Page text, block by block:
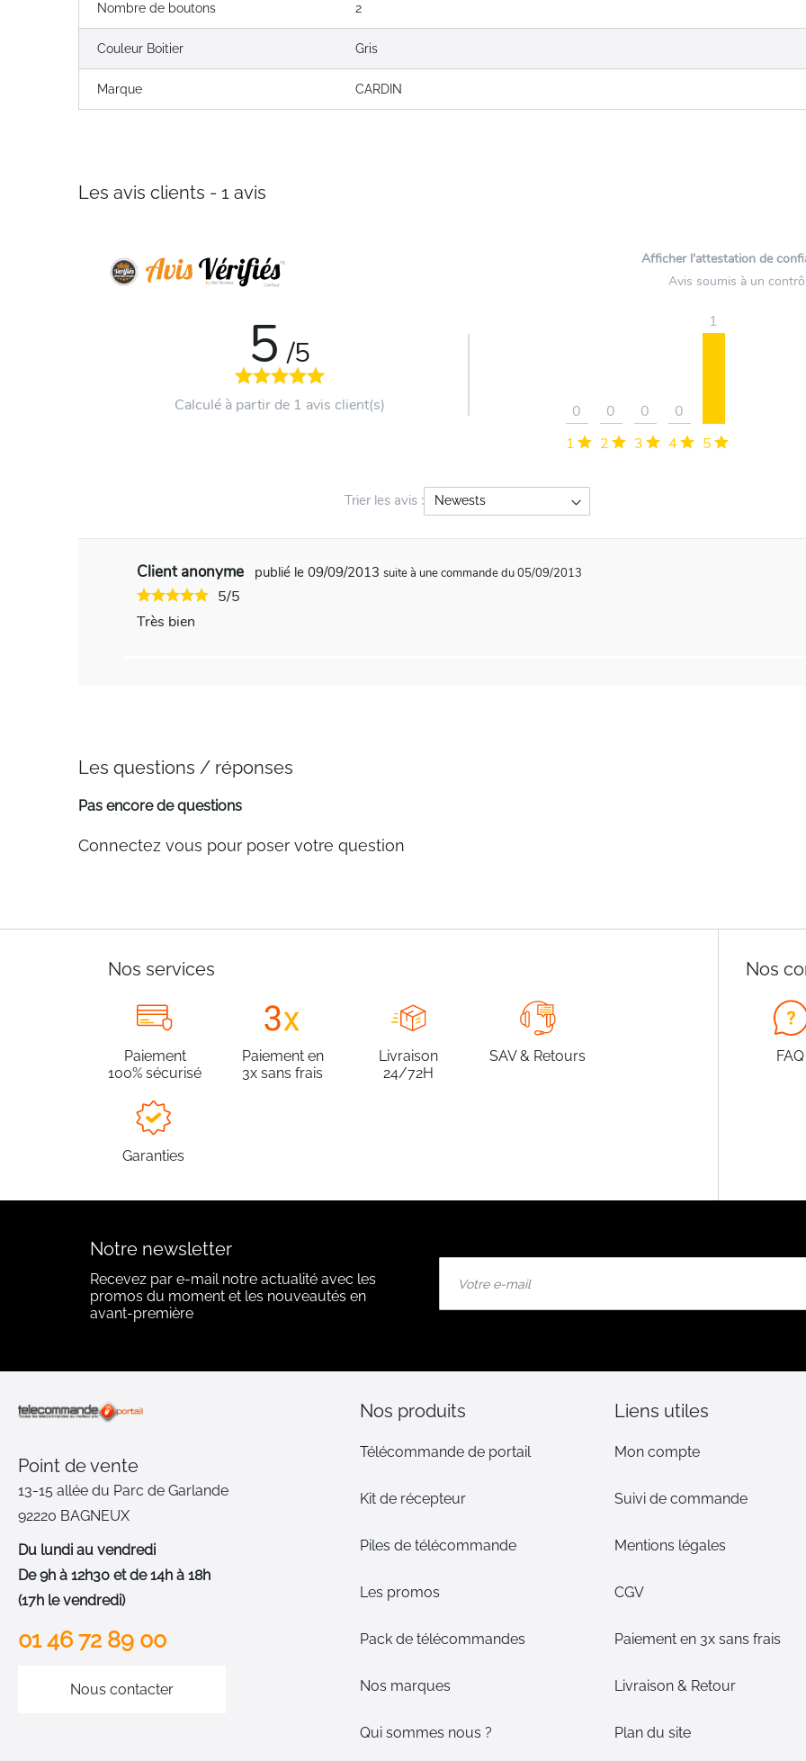
Nombre de boutons 2
Couleur Boitier Gris
Marque CARDIN
Les avis clients - 1 avis
Afficher l'attestation de
Avis soumis à un
5 /5
Calculé à partir de 1 avis client(s)
1
0
2
0
3
0
4
0
5
1
Trier les avis :
Client anonyme publié le 09/09/2013 suite à une commande du 05/09/2013
5/5
Très bien
Les questions / réponses
Pas encore de questions
Connectez vous pour poser votre question
Nos services
Paiement
100% sécurisé
Paiement en
3x sans frais
Livraison
24/72H
SAV & Retours
Garanties
Nos
FAQ
Notre newsletter
Recevez par e-mail notre actualité avec les
promos du moment et les nouveautés en
avant-première
notre
:
Point de vente
13-15 allée du Parc de Garlande
92220 BAGNEUX
Du lundi au vendredi
De 9h à 12h30 et de 14h à 18h
(17h le vendredi)
01 46 72 89 00
Nous contacter
Nos produits
Télécommande de portail
Kit de récepteur
Piles de télécommande
Les promos
Pack de télécommandes
Nos marques
Qui sommes nous ?
Liens utiles
Mon compte
Suivi de commande
Mentions légales
CGV
Paiement en 3x sans frais
Livraison & Retour
Plan du site